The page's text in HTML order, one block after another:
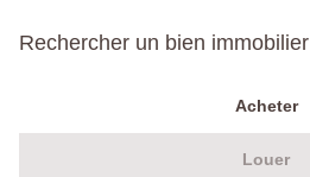
Rechercher un bien immobilier
Acheter
Louer